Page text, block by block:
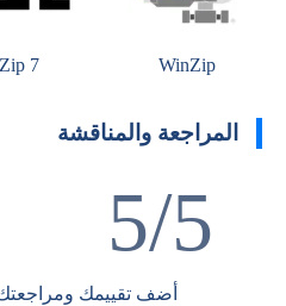
WinZip
7 Zip
المراجعة والمناقشة
5/5
أضف تقييمك